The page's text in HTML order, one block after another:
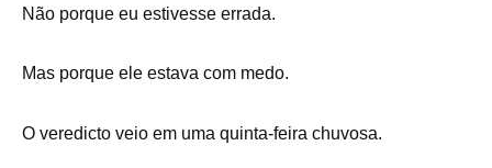
Não porque eu estivesse errada.
Mas porque ele estava com medo.
O veredicto veio em uma quinta-feira chuvosa.